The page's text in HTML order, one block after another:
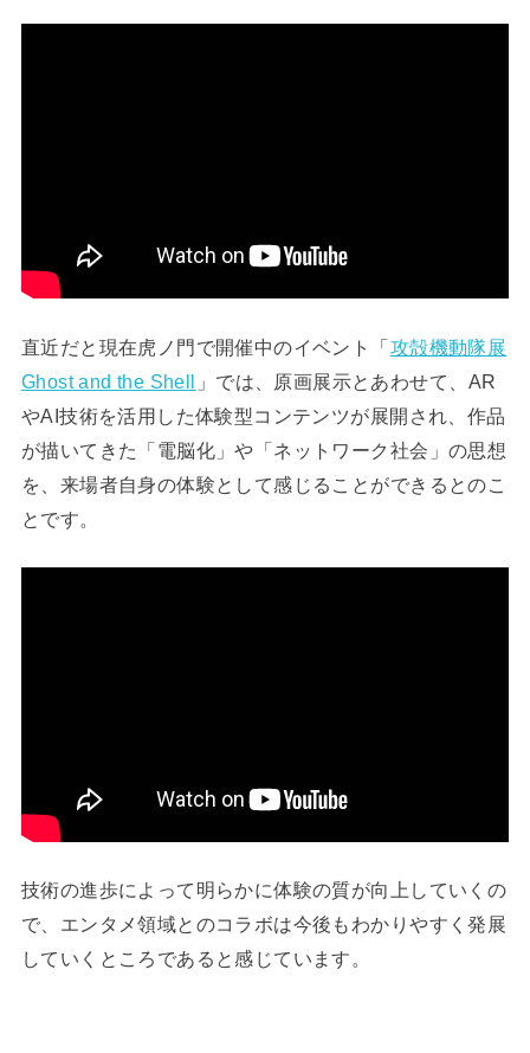
直近だと現在虎ノ門で開催中のイベント「攻殻機動隊展
Ghost and the Shell 」では、原画展示とあわせて、AR
やAI技術を活用した体験型コンテンツが展開され、作品
が描いてきた「電脳化」や「ネットワーク社会」の思想
を、来場者自身の体験として感じることができるとのこ
とです。
技術の進歩によって明らかに体験の質が向上していくの
で、エンタメ領域とのコラボは今後もわかりやすく発展
していくところであると感じています。